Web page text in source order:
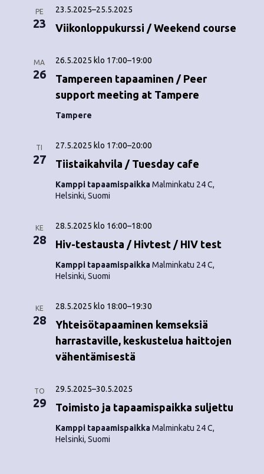
n
PE
23 Viikonloppukurssi / Weekend course
23.5.2025–25.5.2025
MA
26
Tampereen tapaaminen / Peer
support meeting at Tampere
26.5.2025 klo 17:00–19:00
Tampere
TI
27 Tiistaikahvila / Tuesday cafe
27.5.2025 klo 17:00–20:00
Kamppi tapaamispaikkaMalminkatu 24 C,
Helsinki, Suomi
KE
28 Hiv-testausta / Hivtest / HIV test
28.5.2025 klo 16:00–18:00
Kamppi tapaamispaikkaMalminkatu 24 C,
Helsinki, Suomi
KE
28
Yhteisötapaaminen kemseksiä
harrastaville, keskustelua haittojen
vähentämisestä
28.5.2025 klo 18:00–19:30
TO
29 Toimisto ja tapaamispaikka suljettu
29.5.2025–30.5.2025
Kamppi tapaamispaikkaMalminkatu 24 C,
Helsinki, Suomi